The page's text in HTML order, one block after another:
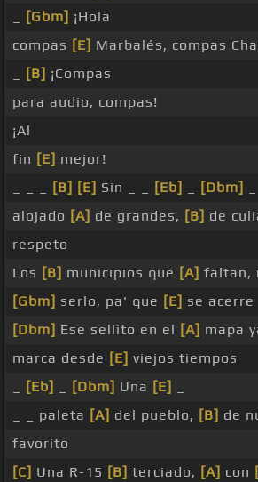
[Gbm] ¡Hola
compas [E] Marbalés, compas
[B] ¡Compas
para audio, compas!
¡Al
fin [E] mejor!
[B] [E] Sin _ _ [Eb] [Dbm]
alojado [A] de grandes, [B] de
respeto
Los [B] municipios que [A] faltan,
[Gbm] serlo, pa' que [E] se acerre
[Dbm] Ese sellito en el [A] mapa
marca desde [E] viejos tiempos
[Eb] [Dbm] Una [E]
_ _ paleta [A] del pueblo, [B] de
favorito
[C] Una R-15 [B] terciado, [A] con